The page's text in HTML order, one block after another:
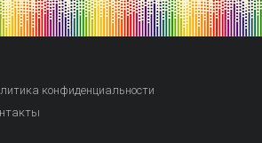
конфиденциальности